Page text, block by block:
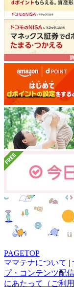
PAGETOP
ママテナについて |
プ・コンテンツ配
にあたって（ご利